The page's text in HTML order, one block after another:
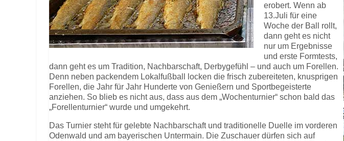
erobert. Wenn ab
13.Juli für eine
Woche der Ball rollt,
dann geht es nicht
nur um Ergebnisse
und erste Formtests,
dann geht es um Tradition, Nachbarschaft, Derbygefühl – und auch um Forellen.
Denn neben packendem Lokalfußball locken die frisch zubereiteten, knusprigen
Forellen, die Jahr für Jahr Hunderte von Genießern und Sportbegeisterte
anziehen. So blieb es nicht aus, dass aus dem „Wochenturnier“ schon bald das
„Forellenturnier“ wurde und umgekehrt.
Das Turnier steht für gelebte Nachbarschaft und traditionelle Duelle im vorderen
Odenwald und am bayerischen Untermain. Die Zuschauer dürfen sich auf